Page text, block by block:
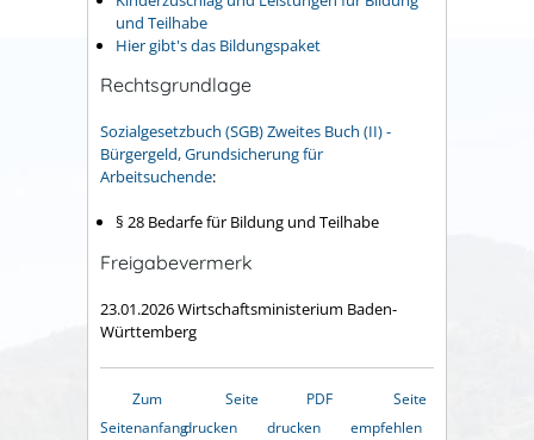
und Teilhabe
Hier gibt's das Bildungspaket
Rechtsgrundlage
Sozialgesetzbuch (SGB) Zweites Buch (II) -
Bürgergeld, Grundsicherung für
Arbeitsuchende:
§ 28 Bedarfe für Bildung und Teilhabe
Freigabevermerk
23.01.2026 Wirtschaftsministerium Baden-
Württemberg
Zum
Seitenanfang
Seite
drucken
PDF
drucken
Seite
empfehlen